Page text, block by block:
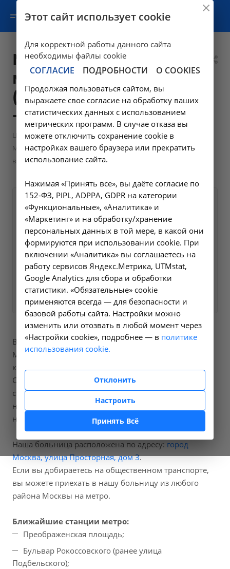
Миофасциальный
массаж лица
(косметологический)
- cosm.21 в Москве
Цены в Москве — Косметология в Москве —
Миофасциальный массаж лица (косметологический) - cosm.21
в Москве
Оформите заявку на сайте,
мы свяжемся с вами в
ближайшее время и ответим
на все интересующие
вопросы.
Заказать услугу
В нашей больнице вы можете пройти процедуры
Миофасциальный массаж лица (косметологический),
код по справочнику cosm.21.
Стоимость составит от 5000 рублей, точную
стоимость процедур вы можете уточнить
непосредственно позвонив
нам по номеру телефона+7 (495) 3207797
Наша больница расположена по адресу: город
Москва, улица Просторная, дом 3.
Если вы добираетесь на общественном транспорте,
вы можете приехать в нашу больницу из любого
района Москвы на метро.
Ближайшие станции метро:
Преображенская площадь;
Бульвар Рокоссовского (ранее улица
Подбельского);
Этот сайт использует cookie
Для корректной работы данного сайта
необходимы файлы cookie
СОГЛАСИЕ ПОДРОБНОСТИ О COOKIES
Продолжая пользоваться сайтом, вы
выражаете свое согласие на обработку ваших
статистических данных с использованием
метрических программ. В случае отказа вы
можете отключить сохранение cookie в
настройках вашего браузера или прекратить
использование сайта.
Нажимая «Принять все», вы даёте согласие по
152-ФЗ, PIPL, ADPPA, GDPR на категории
«Функциональные», «Аналитика» и
«Маркетинг» и на обработку/хранение
персональных данных в той мере, в какой они
формируются при использовании cookie. При
включении «Аналитика» вы соглашаетесь на
работу сервисов Яндекс.Метрика, UTMstat,
Google Analytics для сбора и обработки
статистики. «Обязательные» cookie
применяются всегда — для безопасности и
базовой работы сайта. Настройки можно
изменить или отозвать в любой момент через
«Настройки cookie», подробнее — в политике
использования cookie.
Отклонить
Настроить
Принять Всё